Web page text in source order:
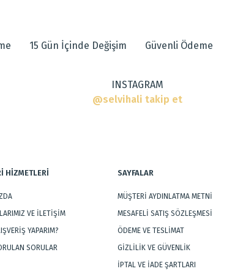
Gönder
15 Gün İçinde Değişim Güvenli Ödeme
INSTAGRAM
@selvihali takip et
HİZMETLERİ
VE İLETİŞİM
YAPARIM?
SORULAR
SAYFALAR
MÜŞTERİ AYDINLATMA METNİ
MESAFELİ SATIŞ SÖZLEŞMESİ
ÖDEME VE TESLİMAT
GİZLİLİK VE GÜVENLİK
İPTAL VE İADE ŞARTLARI